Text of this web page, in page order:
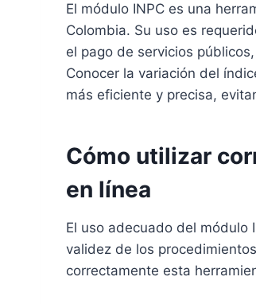
El módulo INPC es una
Colombia. Su uso es
el pago de servicios
Conocer la variación del
más eficiente y precisa,
Cómo utilizar
en línea
El uso adecuado del módulo
validez de los
correctamente esta